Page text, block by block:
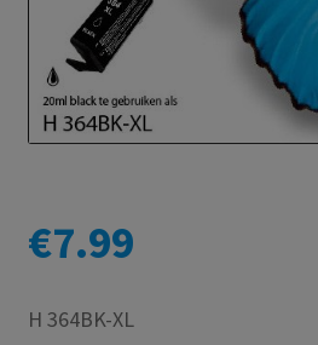
€7.99
H 364BK-XL